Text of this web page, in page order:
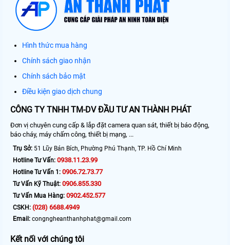
Hình thức mua hàng
Chính sách giao nhận
Chính sách bảo mật
Điều kiện giao dịch chung
CÔNG TY TNHH TM-DV ĐẦU TƯ AN THÀNH PHÁT
Đơn vị chuyên cung cấp & lắp đặt camera quan sát, thiết bị báo động,
báo cháy, máy chấm công, thiết bị mạng, ...
Trụ Sở: 51 Lũy Bán Bích, Phường Phú Thạnh, TP. Hồ Chí Minh
Hotline Tư Vấn: 0938.11.23.99
Hotline Tư Vấn 1: 0906.72.73.77
Tư Vấn Kỹ Thuật: 0906.855.330
Tư Vấn Mua Hàng: 0902.452.577
CSKH: (028) 6688.4949
Email: congngheanthanhphat@gmail.com
Kết nối với chúng tôi